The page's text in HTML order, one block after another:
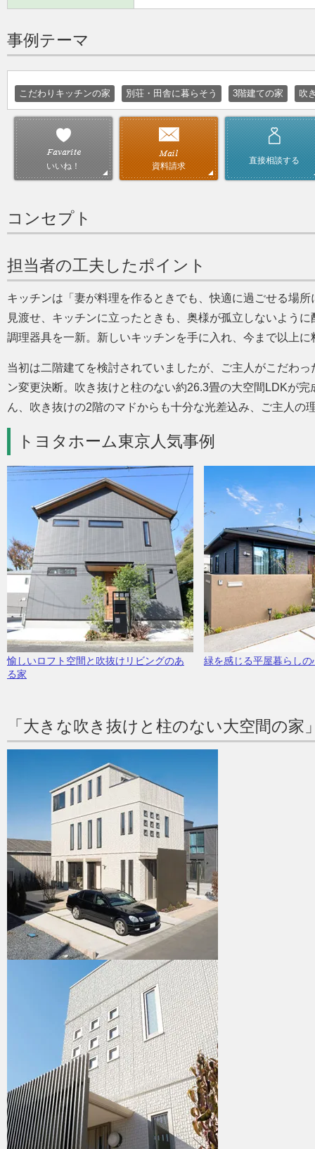
事例テーマ
こだわりキッチンの家 別荘・田舎に暮らそう 3階建ての家 吹
いいね！ 資料請求
直接相談する
コンセプト
担当者の工夫したポイント
キッチンは
妻が料理を作るときでも、快適に過ごせる場所
見渡せ、キッチンに立ったときも、奥様が孤立しないよう
調理器具を一新。新しいキッチンを手に入れ、今まで以上
当初は二階建てを検討されていましたが、ご主人がこだわ
ン変更決断。吹き抜けと柱のない約26.3畳の大空間LDKが
ん、吹き抜けの2階のマドからも十分な光差込み、ご主人の
トヨタホーム東京人気事例
愉しいロフト空間と吹抜けリビングのあ
る家
緑を感じる平屋暮らしの
「大きな吹き抜けと柱のない大空間の家